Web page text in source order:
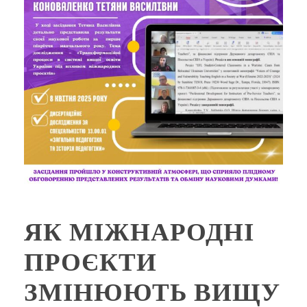
ЯК МІЖНАРОДНІ
ПРОЄКТИ
ЗМІНЮЮТЬ ВИЩУ